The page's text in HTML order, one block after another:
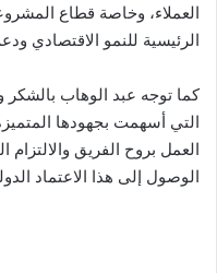
العملاء، وخاصة قطاع
الرئيسية للنمو الاقتصادي
كما توجه عبد الوهاب بالشكر
التي أسهمت بجهودها
العمل بروح الفريق
الوصول إلى هذا الاعتماد